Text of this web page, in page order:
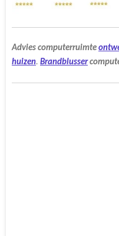
Advies computerruimte
huizen. Brandblusser